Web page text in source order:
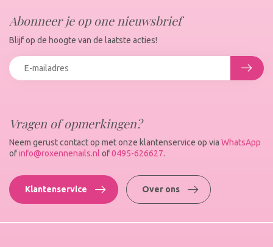
Vragen of opmerkingen?
Neem gerust contact op met onze klantenservice op via WhatsApp
ofinfo@roxennenails.nl of0495-626627.
Klantenservice Over ons
Abonneer je op one nieuwsbrief
Blijf op de hoogte van de laatste acties!